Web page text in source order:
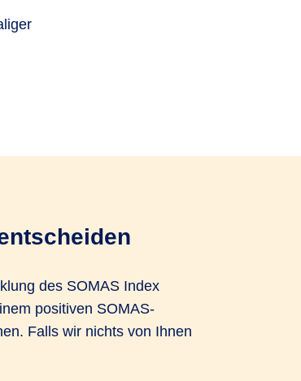
des SOMAS Index
positiven SOMAS-
Falls wir nichts von Ihnen